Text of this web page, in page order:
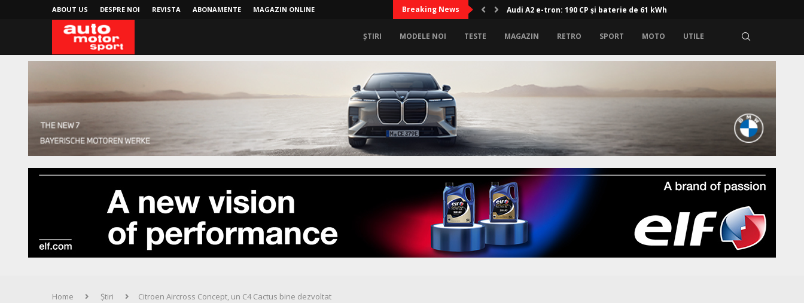
ABOUT US DESPRE NOI REVISTA ABONAMENTE MAGAZIN ONLINE Breaking News Audi A2 e-tron: 190 CP și baterie de 61 kWh
ȘTIRI MODELE NOI TESTE MAGAZIN RETRO SPORT MOTO UTILE
Home Știri
Citroen Aircross Concept, un C4 Cactus bine dezvoltat